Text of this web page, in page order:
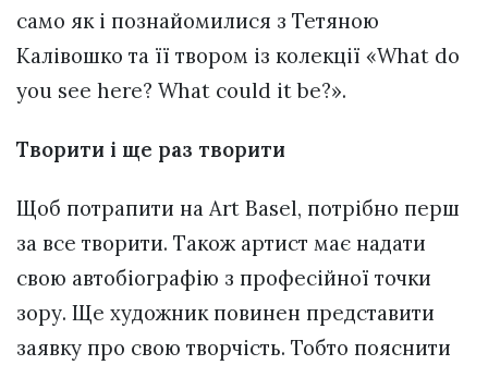
само як і познайомилися з Тетяною
Калівошко та її твором із колекції «What do
you see here? What could it be?».
Творити і ще раз творити
Щоб потрапити на Art Basel, потрібно перш
за все творити. Також артист має надати
свою автобіографію з професійної точки
зору. Ще художник повинен представити
заявку про свою творчість. Тобто пояснити